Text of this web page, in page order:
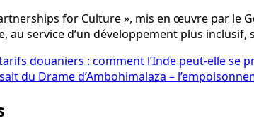
for Culture », mis en œuvre par
au service d’un développement plus inclusif,
douaniers : comment l’Inde peut-elle se
sait du Drame d’Ambohimalaza –